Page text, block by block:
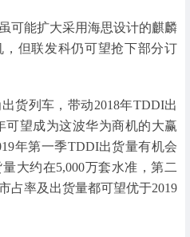
可能扩大采用海思设计的麒麟
但联发科仍可望抢下部分订
货列车，带动2018年TDDI出
可望成为这波华为商机的大赢
年第一季TDDI出货量有机会
大约在5,000万套水准，第二
占率及出货量都可望优于2019